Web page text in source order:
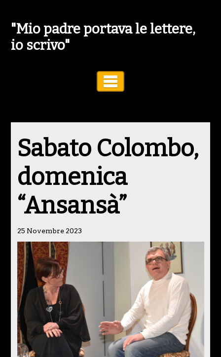
"Mio padre portava le lettere,
io scrivo"
Sabato Colombo,
domenica
“Ansansà”
25 Novembre 2023